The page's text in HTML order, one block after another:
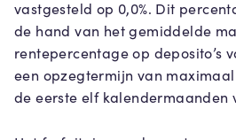
vastgesteld op 0,0%. Dit
de hand van het gemiddelde
rentepercentage op deposito’s
een opzegtermijn van
de eerste elf kalendermaanden